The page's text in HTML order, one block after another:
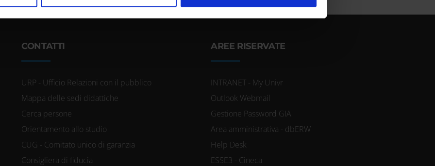
CONTATTI
URP - Ufficio Relazioni con il pubblico
Mappa delle sedi didattiche
Cerca persone
Orientamento allo studio
CUG - Comitato unico di garanzia
Consigliera di fiducia
AREE RISERVATE
INTRANET - My Univr
Outlook Webmail
Gestione Password GIA
Area amministrativa - dbERW
Help Desk
ESSE3 - Cineca